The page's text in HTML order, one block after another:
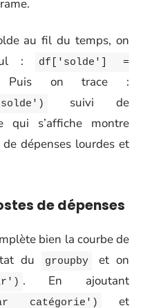
au fil du temps, on
:
df['solde'] =
on trace :
suivi de
qui s’affiche montre
dépenses lourdes et
de dépenses
bien la courbe de
du
groupby
et on
. En ajoutant
catégorie') et